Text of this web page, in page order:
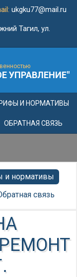
ukgku77@mail.ru
Тагил, ул.
УПРАВЛЕНИЕ"
И НОРМАТИВЫ
ОБРАТНАЯ СВЯЗЬ
и нормативы
связь